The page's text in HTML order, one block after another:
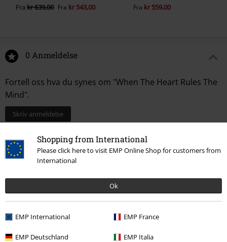
Shopping from International
Please click here to visit EMP Online Shop for customers from
International
Ok
EMP International EMP France
EMP Deutschland EMP Italia
Frakr 639,00 Fra kr 543,00
Fra kr 559,00
0 Anmeldelse
Fortell oss hva du synes om "When The Heart Rules The
Mind".
Skriv anmeldelse